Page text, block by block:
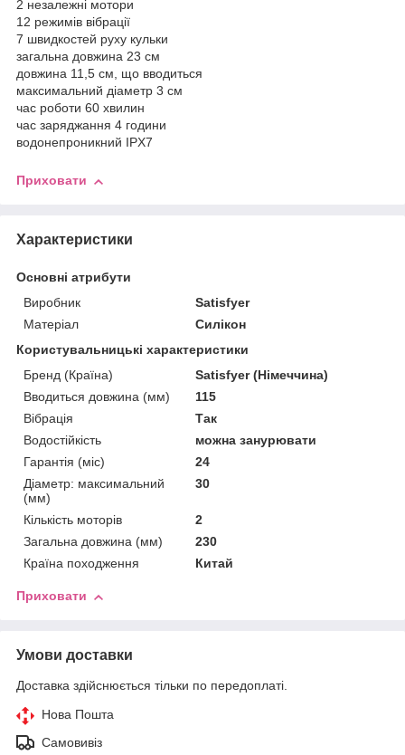
2 незалежні мотори
12 режимів вібрації
7 швидкостей руху кульки
загальна довжина 23 см
довжина 11,5 см, що вводиться
максимальний діаметр 3 см
час роботи 60 хвилин
час заряджання 4 години
водонепроникний IPX7
Приховати
Характеристики
Основні атрибути
Виробник
Satisfyer
Матеріал
Силікон
Користувальницькі характеристики
Бренд (Країна)
Satisfyer (Німеччина)
Вводиться довжина (мм)
115
Вібрація
Так
Водостійкість
можна занурювати
Гарантія (міс)
24
Діаметр: максимальний
(мм)
30
Кількість моторів
2
Загальна довжина (мм)
230
Країна походження
Китай
Приховати
Умови доставки
Доставка здійснюється тільки по передоплаті.
Нова Пошта
Самовивіз